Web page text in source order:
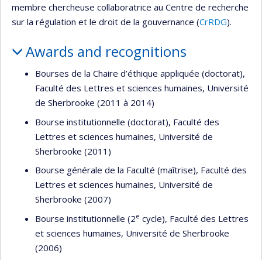
membre chercheuse collaboratrice au Centre de recherche
sur la régulation et le droit de la gouvernance (CrRDG).
Awards and recognitions
Bourses de la Chaire d’éthique appliquée (doctorat),
Faculté des Lettres et sciences humaines, Université
de Sherbrooke (2011 à 2014)
Bourse institutionnelle (doctorat), Faculté des
Lettres et sciences humaines, Université de
Sherbrooke (2011)
Bourse générale de la Faculté (maîtrise), Faculté des
Lettres et sciences humaines, Université de
Sherbrooke (2007)
Bourse institutionnelle (2e cycle), Faculté des Lettres
et sciences humaines, Université de Sherbrooke
(2006)